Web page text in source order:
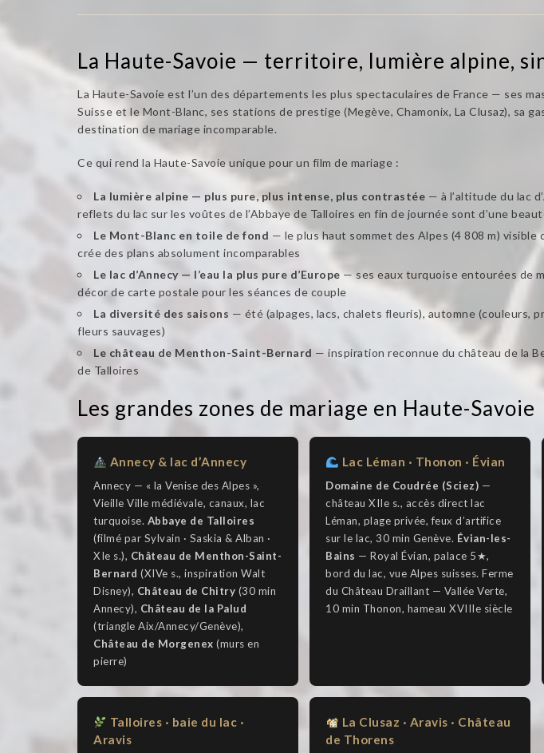
La Haute-Savoie — territoire, lumière alpine,
La Haute-Savoie est l’un des départements les plus spectaculaires de France — ses
Suisse et le Mont-Blanc, ses stations de prestige (Megève, Chamonix, La Clusaz),
destination de mariage incomparable.
Ce qui rend la Haute-Savoie unique pour un film de mariage :
La lumière alpine — plus pure, plus intense, plus contrastée — à l’altitude du lac
reflets du lac sur les voûtes de l’Abbaye de Talloires en fin de journée sont d’une
Le Mont-Blanc en toile de fond — le plus haut sommet des Alpes (4 808 m)
crée des plans absolument incomparables
Le lac d’Annecy — l’eau la plus pure d’Europe — ses eaux turquoise entourées de
décor de carte postale pour les séances de couple
La diversité des saisons — été (alpages, lacs, chalets fleuris), automne (couleurs,
fleurs sauvages)
Le château de Menthon-Saint-Bernard — inspiration reconnue du château de la
de Talloires
Les grandes zones de mariage en Haute-Savoie
Annecy & lac d’Annecy
Annecy — « la Venise des Alpes »,
Vieille Ville médiévale, canaux, lac
turquoise. Abbaye de Talloires
(filmé par Sylvain · Saskia & Alban ·
XIe s.), Château de Menthon-Saint-
Bernard (XIVe s., inspiration Walt
Disney), Château de Chitry (30 min
Annecy), Château de la Palud
(triangle Aix/Annecy/Genève),
Château de Morgenex (murs en
pierre)
Lac Léman · Thonon · Évian
Domaine de Coudrée (Sciez) —
château XIIe s., accès direct lac
Léman, plage privée, feux d’artifice
sur le lac, 30 min Genève. Évian-les-
Bains — Royal Évian, palace 5★,
bord du lac, vue Alpes suisses. Ferme
du Château Draillant — Vallée Verte,
10 min Thonon, hameau XVIIIe siècle
Talloires · baie du lac ·
Aravis
La Clusaz · Aravis · Château
de Thorens